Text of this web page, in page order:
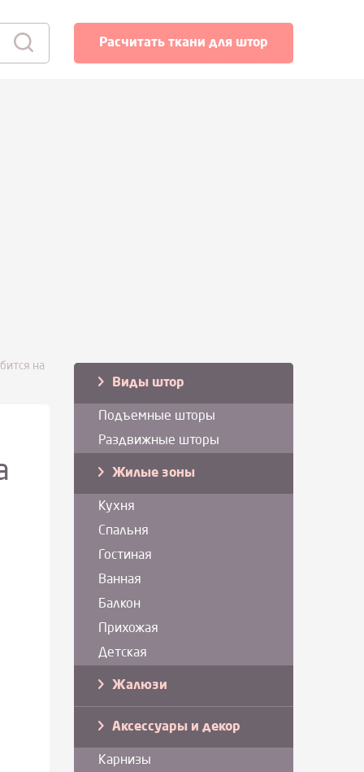
Расчитать ткани для штор
на
Виды штор
Подъемные шторы
Раздвижные шторы
Жилые зоны
Кухня
Спальня
Гостиная
Ванная
Балкон
Прихожая
Детская
Жалюзи
Аксессуары и декор
Карнизы